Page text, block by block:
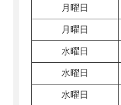
月曜日
月曜日
水曜日
水曜日
水曜日